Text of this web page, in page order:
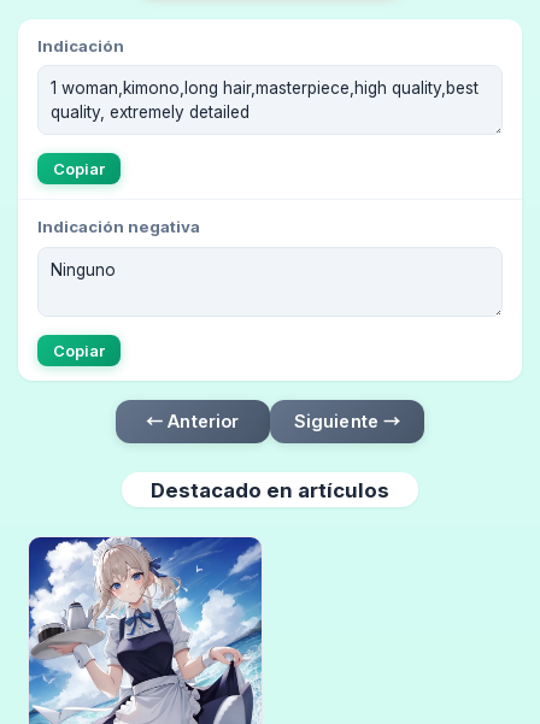
Indicación
Copiar
Indicación negativa
Copiar
← Anterior Siguiente →
Destacado en artículos